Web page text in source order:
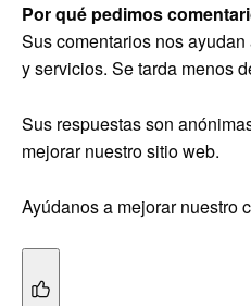
Por qué pedimos
Sus comentarios nos
y servicios. Se tarda menos
Sus respuestas son
mejorar nuestro sitio web.
Ayúdanos a mejorar nuestro